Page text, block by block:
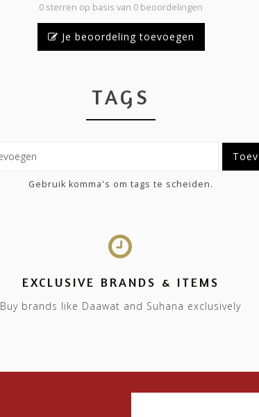
0 sterren op basis van 0 beoordelingen
Je beoordeling toevoegen
TAGS
Gebruik komma's om tags te scheiden.
EXCLUSIVE BRANDS & ITEMS
Buy brands like Daawat and Suhana exclusively